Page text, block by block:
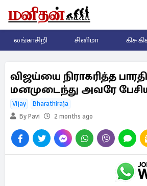
லங்காசிறி சினிமா கிசு
விஜய்யை நிராகரித்த
மனமுடைந்து அவரே
Vijay
Bharathiraja
By Pavi
2 months ago